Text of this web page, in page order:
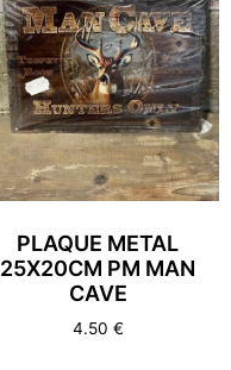
PLAQUE METAL
25X20CM PM MAN
CAVE
4.50 €